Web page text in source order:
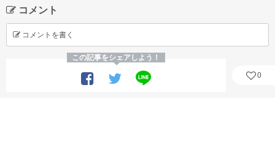
コメント
コメントを書く
この記事をシェアしよう！
0